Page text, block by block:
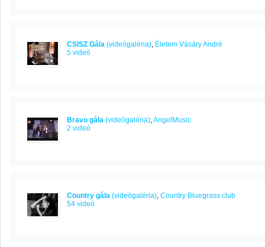
CSISZ Gála (videógaléria), Életem Vásáry André
5 videó
Bravo gála (videógaléria),AngelMusic
2 videó
Country gála (videógaléria), Country Bluegrass club
54 videó